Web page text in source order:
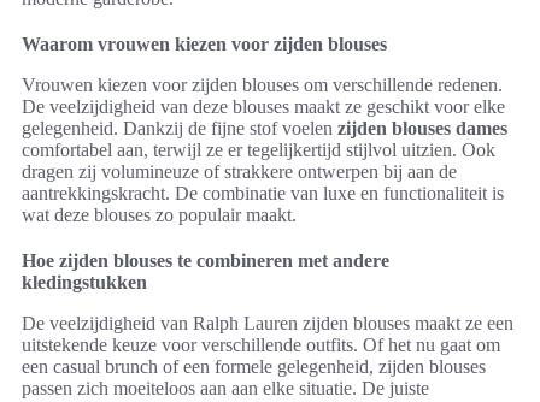
Waarom vrouwen kiezen voor zijden blouses
Vrouwen kiezen voor zijden blouses om verschillende redenen.
De veelzijdigheid van deze blouses maakt ze geschikt voor elke
gelegenheid. Dankzij de fijne stof voelen zijden blouses dames
comfortabel aan, terwijl ze er tegelijkertijd stijlvol uitzien. Ook
dragen zij volumineuze of strakkere ontwerpen bij aan de
aantrekkingskracht. De combinatie van luxe en functionaliteit is
wat deze blouses zo populair maakt.
Hoe zijden blouses te combineren met andere
kledingstukken
De veelzijdigheid van Ralph Lauren zijden blouses maakt ze een
uitstekende keuze voor verschillende outfits. Of het nu gaat om
een casual brunch of een formele gelegenheid, zijden blouses
passen zich moeiteloos aan aan elke situatie. De juiste